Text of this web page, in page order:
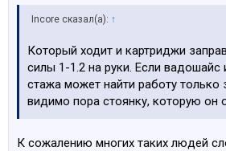
Incore сказал(а): ↑
Который ходит и картриджи
силы 1-1.2 на руки. Если вадошайс
стажа может найти работу только
видимо пора стоянку, которую он
К сожалению многих таких людей